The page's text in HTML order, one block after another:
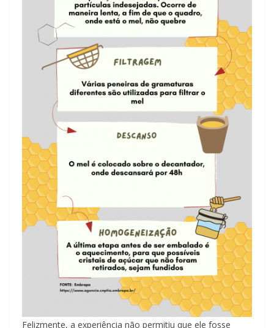
Felizmente, a experiência não permitiu que ele fosse